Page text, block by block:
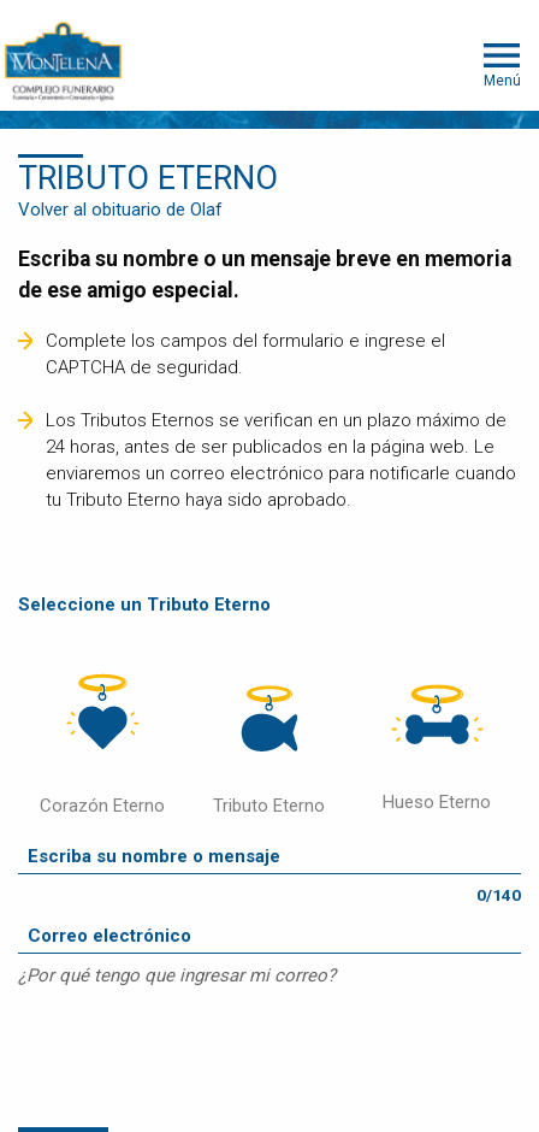
Menú
TRIBUTO ETERNO
Volver al obituario de Olaf
Escriba su nombre o un mensaje breve en memoria
de ese amigo especial.
Complete los campos del formulario e ingrese el
CAPTCHA de seguridad.
Los Tributos Eternos se verifican en un plazo máximo de
24 horas, antes de ser publicados en la página web. Le
enviaremos un correo electrónico para notificarle cuando
tu Tributo Eterno haya sido aprobado.
Seleccione un Tributo Eterno
Corazón Eterno Tributo Eterno Hueso Eterno
0/140
¿Por qué tengo que ingresar mi correo?